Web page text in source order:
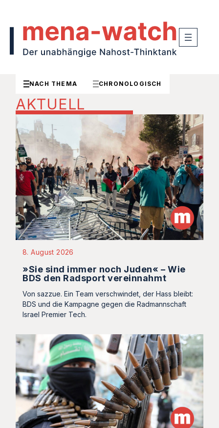
NACH THEMA CHRONOLOGISCH
AKTUELL
8. August 2026
»Sie sind immer noch Juden« – Wie
BDS den Radsport vereinnahmt
Von sazzue. Ein Team verschwindet, der Hass bleibt:
BDS und die Kampagne gegen die Radmannschaft
Israel Premier Tech.